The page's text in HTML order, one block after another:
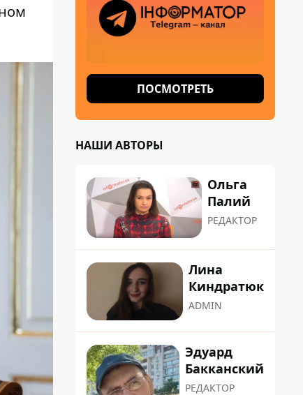
ПОСМОТРЕТЬ
НАШИ АВТОРЫ
Ольга
Палий
РЕДАКТОР
Лина
Киндратюк
ADMIN
Эдуард
Бакканский
РЕДАКТОР